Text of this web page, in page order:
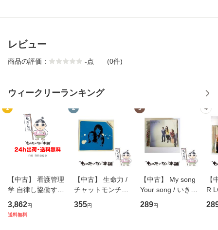
レビュー
商品の評価： -点 (0件)
ウィークリーランキング
1
【中古】 看護管理
学 自律し協働する
専門職の看護マネ
ジメントスキル 改
3,862円
送料無料
2
【中古】 生命力 /
チャットモンチー /
キューンレコード
[CD]【メール便送
355円
3
【中古】 My song
Your song / いきも
のがかり / [CD]
【メール便送料無
289円
4
【
R
産